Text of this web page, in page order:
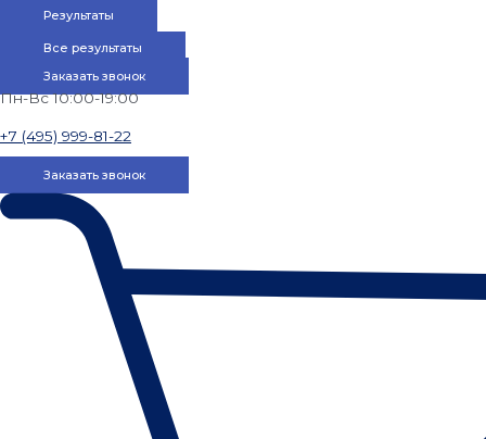
Результаты
Все результаты
Заказать звонок
Пн-Вс 10:00-19:00
+7 (495) 999-81-22
Заказать звонок